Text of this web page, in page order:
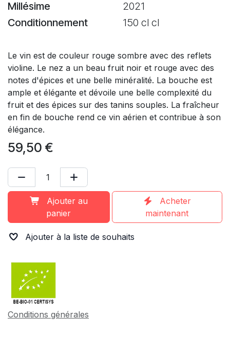
Millésime
2021
Conditionnement
150 cl cl
Le vin est de couleur rouge sombre avec des reflets
violine. Le nez a un beau fruit noir et rouge avec des
notes d'épices et une belle minéralité. La bouche est
ample et élégante et dévoile une belle complexité du
fruit et des épices sur des tanins souples. La fraîcheur
en fin de bouche rend ce vin aérien et contribue à son
élégance.
59,50 €
Ajouter au
panier
Acheter
maintenant
Ajouter à la liste de souhaits
Conditions générales